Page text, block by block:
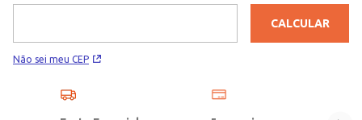
Não sei meu CEP
CALCULAR